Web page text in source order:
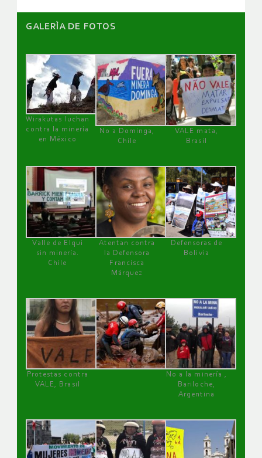
GALERÌA DE FOTOS
Wirakutas luchan
contra la minería
en México
No a Dominga,
Chile
VALE mata,
Brasil
Valle de Elqui
sin minería.
Chile
Atentan contra
la Defensora
Francisca
Márquez
Defensoras de
Bolivia
Protestas contra
VALE, Brasil
No a la minería ,
Bariloche,
Argentina